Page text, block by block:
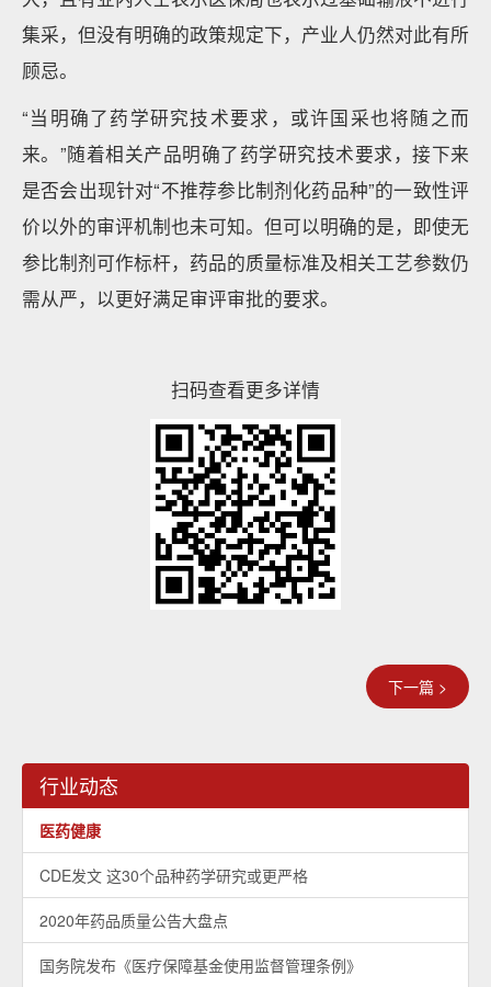
集采，但没有明确的政策规定下，产业人仍然对此有所
顾忌。
“当明确了药学研究技术要求，或许国采也将随之而
来。”随着相关产品明确了药学研究技术要求，接下来
是否会出现针对“不推荐参比制剂化药品种”的一致性评
价以外的审评机制也未可知。但可以明确的是，即使无
参比制剂可作标杆，药品的质量标准及相关工艺参数仍
需从严，以更好满足审评审批的要求。
扫码查看更多详情
下一篇 >
行业动态
医药健康
CDE发文 这30个品种药学研究或更严格
2020年药品质量公告大盘点
国务院发布《医疗保障基金使用监督管理条例》